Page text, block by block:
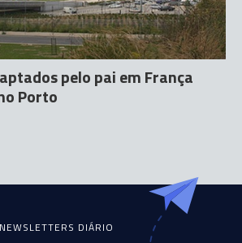
pelo pai em França
Porto
NEWSLETTERS DIÁRIO